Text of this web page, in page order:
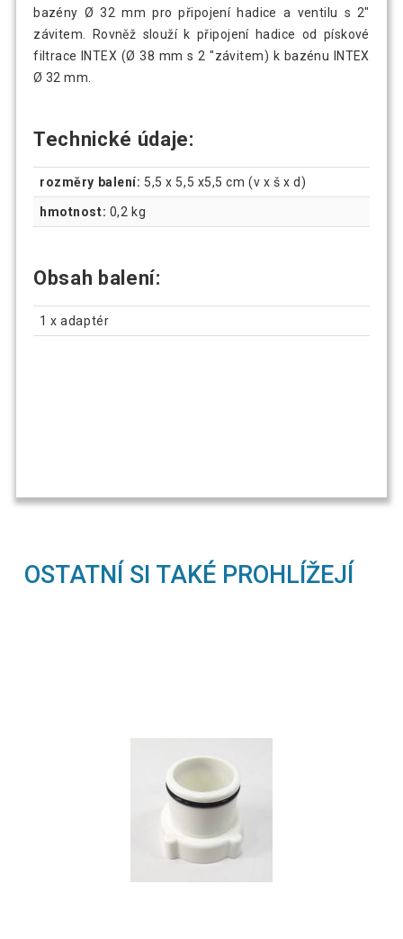
bazény Ø 32 mm pro připojení hadice a ventilu s 2"
závitem. Rovněž slouží k připojení hadice od pískové
filtrace INTEX (Ø 38 mm s 2 "závitem) k bazénu INTEX
Ø 32 mm.
Technické údaje:
rozměry balení: 5,5 x 5,5 x5,5 cm (v x š x d)
hmotnost: 0,2 kg
Obsah balení:
1 x adaptér
OSTATNÍ SI TAKÉ PROHLÍŽEJÍ